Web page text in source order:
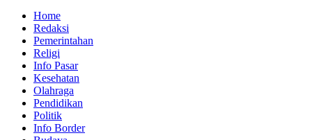
Home
Redaksi
Pemerintahan
Religi
Info Pasar
Kesehatan
Olahraga
Pendidikan
Politik
Info Border